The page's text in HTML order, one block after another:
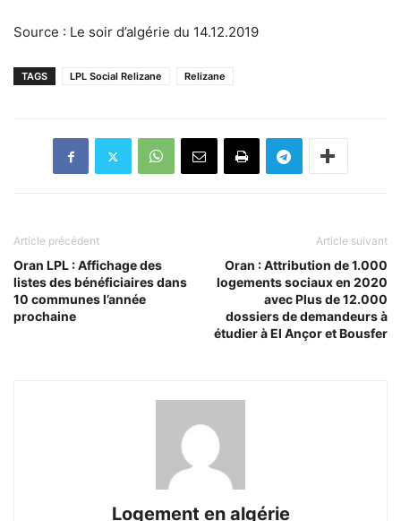
Source : Le soir d’algérie du 14.12.2019
TAGS LPL Social Relizane Relizane
Article précédent
Oran LPL : Affichage des
listes des bénéficiaires dans
10 communes l’année
prochaine
Article suivant
Oran : Attribution de 1.000
logements sociaux en 2020
avec Plus de 12.000
dossiers de demandeurs à
étudier à El Ançor et Bousfer
Logement en algérie